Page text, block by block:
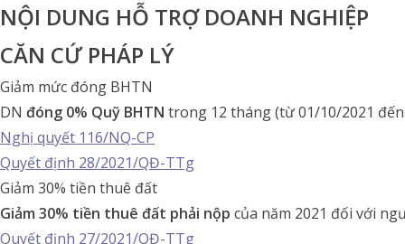
NỘI DUNG HỖ TRỢ DOANH NGHIỆP
CĂN CỨ PHÁP LÝ
Giảm mức đóng BHTN
DN đóng 0% Quỹ BHTN trong 12 tháng (từ 01/10/2021
Nghị quyết 116/NQ-CP
Quyết định 28/2021/QĐ-TTg
Giảm 30% tiền thuê đất
Giảm 30% tiền thuê đất phải nộp của năm 2021 đối với
Quyết định 27/2021/QĐ-TTg